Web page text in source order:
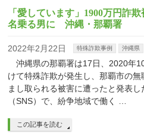
「愛しています」1900万円詐
名乗る男に 沖縄・那覇署
2022年2月22日 特殊詐欺事例 沖縄県
沖縄県の那覇署は17日、2020年
けて特殊詐欺が発生し、那覇市の
まし取られる被害に遭ったと発表
（SNS）で、紛争地域で働く …
この記事を読む